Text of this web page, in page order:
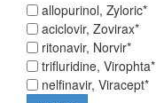
allopurinol, Zyloric*
aciclovir, Zovirax*
ritonavir, Norvir*
trifluridine, Virophta*
nelfinavir, Viracept*